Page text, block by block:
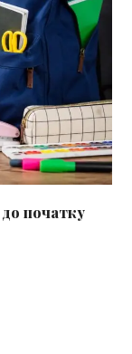
до початку